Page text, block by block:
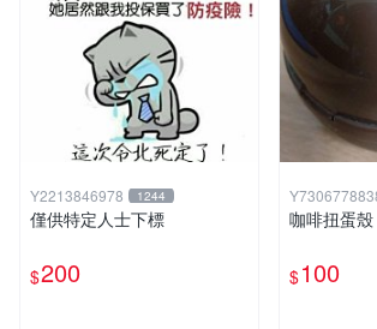
Y2213846978 1244
僅供特定人士下標
$200
咖啡扭蛋殼
$100